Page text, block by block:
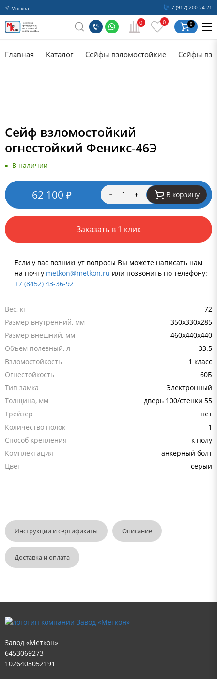
Москва 7 (917) 200-24-21
0 0 0
Главная Каталог Сейфы взломостойкие Сейфы
Сейф взломостойкий
огнестойкий Феникс-46Э
В наличии
62 100 ₽ В корзину
Заказать в 1 клик
Если у вас возникнут вопросы Вы можете написать нам
на почту metkon@metkon.ru или позвонить по телефону:
+7 (8452) 43-36-92
Вес, кг
72
Размер внутренний, мм
350х330х285
Размер внешний, мм
460x440x440
Объем полезный, л
33.5
Взломостойкость
1 класс
Огнестойкость
60Б
Тип замка
Электронный
Толщина, мм
дверь 100/стенки 55
Трейзер
нет
Количество полок
1
Способ крепления
к полу
Комплектация
анкерный болт
Цвет
серый
Инструкции и сертификаты Описание
Доставка и оплата
Завод «Меткон»
6453069273
1026403052191